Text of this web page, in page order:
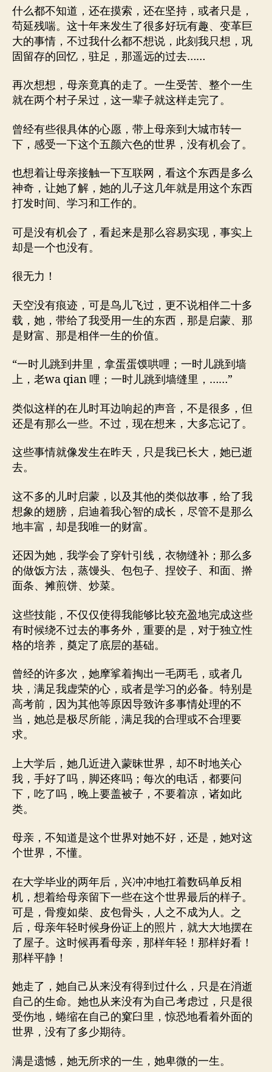
什么都不知道，还在摸索，还在坚持，或者只是，
苟延残喘。这十年来发生了很多好玩有趣、变革巨
大的事情，不过我什么都不想说，此刻我只想，巩
固留存的回忆，驻足，那遥远的过去……
再次想想，母亲竟真的走了。一生受苦、整个一生
就在两个村子呆过，这一辈子就这样走完了。
曾经有些很具体的心愿，带上母亲到大城市转一
下，感受一下这个五颜六色的世界，没有机会了。
也想着让母亲接触一下互联网，看这个东西是多么
神奇，让她了解，她的儿子这几年就是用这个东西
打发时间、学习和工作的。
可是没有机会了，看起来是那么容易实现，事实上
却是一个也没有。
很无力！
天空没有痕迹，可是鸟儿飞过，更不说相伴二十多
载，她，带给了我受用一生的东西，那是启蒙、那
是财富、那是相伴一生的价值。
“一时儿跳到井里，拿蛋蛋馍哄哩；一时儿跳到墙
上，老wa qian 哩；一时儿跳到墙缝里，……”
类似这样的在儿时耳边响起的声音，不是很多，但
还是有那么一些。不过，现在想来，大多忘记了。
这些事情就像发生在昨天，只是我已长大，她已逝
去。
这不多的儿时启蒙，以及其他的类似故事，给了我
想象的翅膀，启迪着我心智的成长，尽管不是那么
地丰富，却是我唯一的财富。
还因为她，我学会了穿针引线，衣物缝补；那么多
的做饭方法，蒸馒头、包包子、捏饺子、和面、擀
面条、摊煎饼、炒菜。
这些技能，不仅仅使得我能够比较充盈地完成这些
有时候绕不过去的事务外，重要的是，对于独立性
格的培养，奠定了底层的基础。
曾经的许多次，她摩挲着掏出一毛两毛，或者几
块，满足我虚荣的心，或者是学习的必备。特别是
高考前，因为其他等原因导致许多事情处理的不
当，她总是极尽所能，满足我的合理或不合理要
求。
上大学后，她几近进入蒙昧世界，却不时地关心
我，手好了吗，脚还疼吗；每次的电话，都要问
下，吃了吗，晚上要盖被子，不要着凉，诸如此
类。
母亲，不知道是这个世界对她不好，还是，她对这
个世界，不懂。
在大学毕业的两年后，兴冲冲地扛着数码单反相
机，想着给母亲留下一些在这个世界最后的样子。
可是，骨瘦如柴、皮包骨头，人之不成为人。之
后，母亲年轻时候身份证上的照片，就大大地摆在
了屋子。这时候再看母亲，那样年轻！那样好看！
那样平静！
她走了，她自己从来没有得到过什么，只是在消逝
自己的生命。她也从来没有为自己考虑过，只是很
受伤地，蜷缩在自己的窠臼里，惊恐地看着外面的
世界，没有了多少期待。
满是遗憾，她无所求的一生，她卑微的一生。